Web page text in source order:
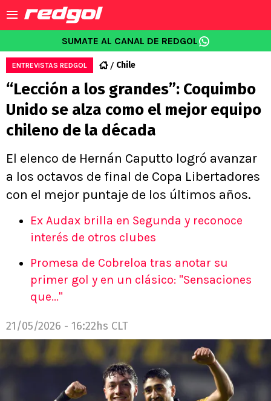
SUMATE AL CANAL DE REDGOL
ENTREVISTAS REDGOL Chile
“Lección a los grandes”: Coquimbo
Unido se alza como el mejor equipo
chileno de la década
El elenco de Hernán Caputto logró avanzar
a los octavos de final de Copa Libertadores
con el mejor puntaje de los últimos años.
Ex Audax brilla en Segunda y reconoce
interés de otros clubes
Promesa de Cobreloa tras anotar su
primer gol y en un clásico: "Sensaciones
que..."
21/05/2026 - 16:22hs CLT